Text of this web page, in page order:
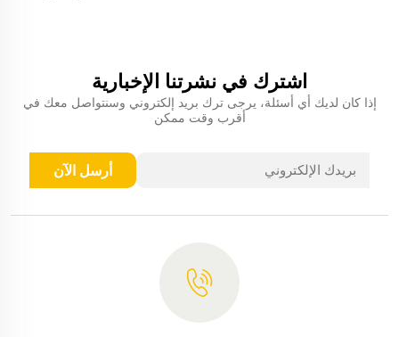
اشترك في نشرتنا الإخبارية
إذا كان لديك أي أسئلة، يرجى ترك بريد إلكتروني وسنتواصل معك في
أقرب وقت ممكن
أرسل الآن